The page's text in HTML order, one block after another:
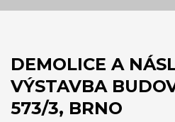
DEMOLICE A
VÝSTAVBA
573/3, BRNO